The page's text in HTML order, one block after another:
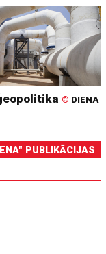
© DIENA
PUBLIKĀCIJAS